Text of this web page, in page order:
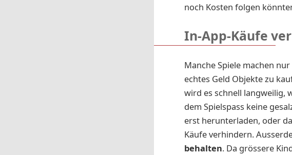
noch Kosten folgen
In-App-Käufe
Manche Spiele machen
echtes Geld Objekte zu
wird es schnell langweilig,
dem Spielspass keine
erst herunterladen, oder
Käufe verhindern.
behalten. Da grössere